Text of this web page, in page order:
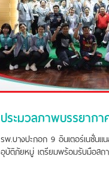
รพ.บางปะกอก 9 อินเตอร์เนชั่น
อุบัติภัยหมู่ เตรียมพร้อมรับมือสถ